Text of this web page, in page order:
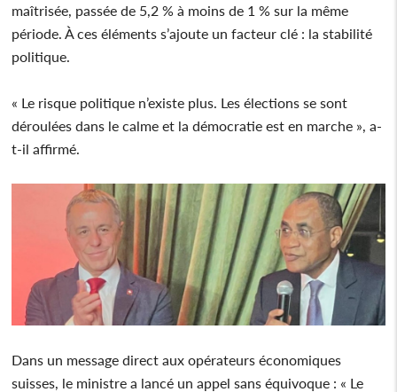
maîtrisée, passée de 5,2 % à moins de 1 % sur la même
période. À ces éléments s’ajoute un facteur clé : la stabilité
politique.
« Le risque politique n’existe plus. Les élections se sont
déroulées dans le calme et la démocratie est en marche », a-
t-il affirmé.
Dans un message direct aux opérateurs économiques
suisses, le ministre a lancé un appel sans équivoque : « Le